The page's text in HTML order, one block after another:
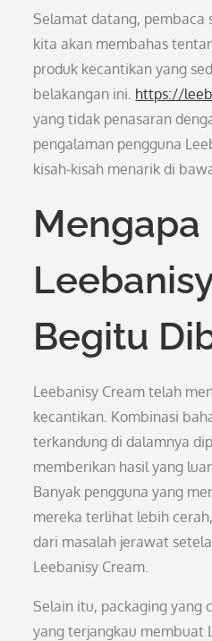
Selamat datang, pembaca
kita akan membahas
produk kecantikan yang
belakangan ini. https://
yang tidak penasaran
pengalaman pengguna
kisah-kisah menarik di
Mengapa
Begitu
Leebanisy Cream telah
kecantikan. Kombinasi
terkandung di dalamnya
memberikan hasil yang
Banyak pengguna yang
mereka terlihat lebih
dari masalah jerawat
Leebanisy Cream.
Selain itu, packaging yang
yang terjangkau membuat